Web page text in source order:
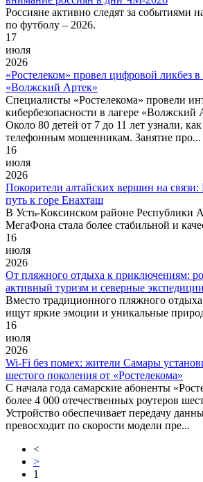
Россияне активно следят за событиями
по футболу – 2026.
17
июля
2026
«Ростелеком» провел цифровой ликбез в
«Волжский Артек»
Специалисты «Ростелекома» провели
кибербезопасности в лагере «Волжский
Около 80 детей от 7 до 11 лет узнали,
телефонным мошенникам. Занятие про...
16
июля
2026
Покорители алтайских вершин на
путь к горе Енахташ
В Усть-Коксинском районе Республики
МегаФона стала более стабильной и
16
июля
2026
От пляжного отдыха к приключениям:
активный туризм и северные экспедиции
Вместо традиционного пляжного
ищут яркие эмоции и уникальные
16
июля
2026
Wi-Fi без помех: жители Самары
шестого поколения от «Ростелекома»
С начала года самарские абоненты
более 4 000 отечественных роутеров
Устройство обеспечивает передачу
превосходит по скорости модели пре...
<
>
1